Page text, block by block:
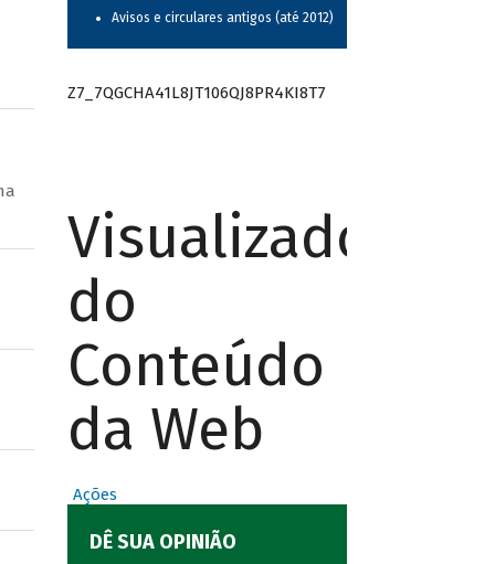
Avisos e circulares antigos (até 2012)
Z7_7QGCHA41L8JT106QJ8PR4KI8T7
Visualizador
do
Conteúdo
da Web
Ações
DÊ SUA OPINIÃO